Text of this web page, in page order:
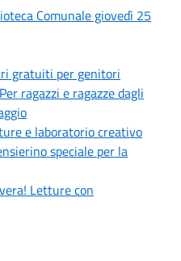
Comunale giovedì 25
gratuiti per genitori
ragazzi e ragazze dagli
e laboratorio creativo
speciale per la
Letture con